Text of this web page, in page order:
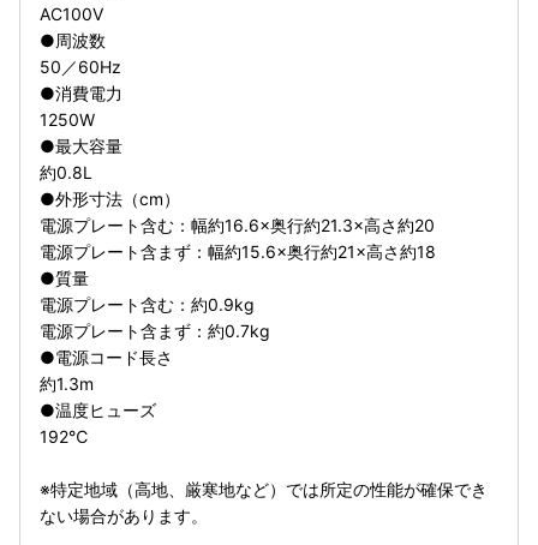
AC100V
●周波数
50／60Hz
●消費電力
1250W
●最大容量
約0.8L
●外形寸法（cm）
電源プレート含む：幅約16.6×奥行約21.3×高さ約20
電源プレート含まず：幅約15.6×奥行約21×高さ約18
●質量
電源プレート含む：約0.9kg
電源プレート含まず：約0.7kg
●電源コード長さ
約1.3m
●温度ヒューズ
192℃
※特定地域（高地、厳寒地など）では所定の性能が確保でき
ない場合があります。